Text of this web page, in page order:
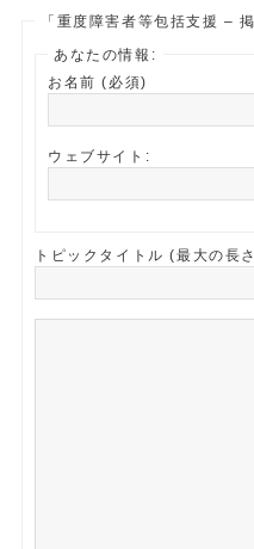
「重度障害者等包括支援 –
あなたの情報:
お名前 (必須)
ウェブサイト:
トピックタイトル (最大の長